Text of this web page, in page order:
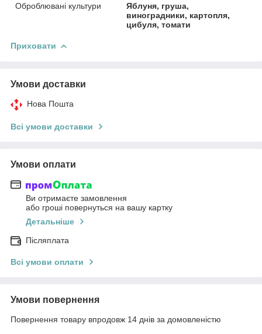
Оброблювані культури
Яблуня, груша,
виноградники, картопля,
цибуля, томати
Приховати
Умови доставки
Нова Пошта
Всі умови доставки
Умови оплати
Ви отримаєте замовлення
або гроші повернуться на вашу картку
Детальніше
Післяплата
Всі умови оплати
Умови повернення
Повернення товару впродовж 14 днів за домовленістю